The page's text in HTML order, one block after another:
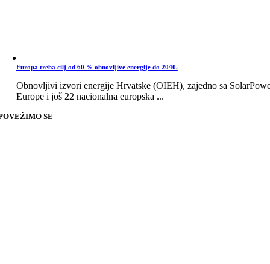
Europa treba cilj od 60 % obnovljive energije do 2040.
Obnovljivi izvori energije Hrvatske (OIEH), zajedno sa
Europe i još 22 nacionalna europska ...
SE